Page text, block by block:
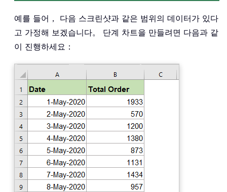
예를 들어， 다음 스크린샷과 같은 범위의 데이터가 있다
고 가정해 보겠습니다。 단계 차트을 만들려면 다음과 같
이 진행하세요：